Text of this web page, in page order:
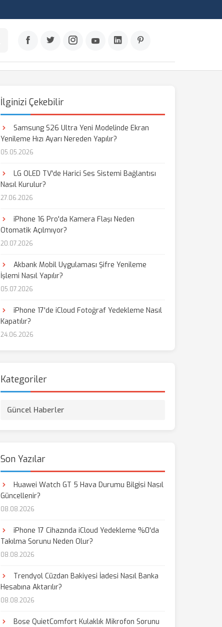
İlginizi Çekebilir
Samsung S26 Ultra Yeni Modelinde Ekran
Yenileme Hızı Ayarı Nereden Yapılır?
05.05.2026
LG OLED TV'de Harici Ses Sistemi Bağlantısı
Nasıl Kurulur?
27.06.2026
iPhone 16 Pro'da Kamera Flaşı Neden
Otomatik Açılmıyor?
20.07.2026
Akbank Mobil Uygulaması Şifre Yenileme
İşlemi Nasıl Yapılır?
05.07.2026
iPhone 17'de iCloud Fotoğraf Yedekleme Nasıl
Kapatılır?
24.06.2026
Kategoriler
Güncel Haberler
Son Yazılar
Huawei Watch GT 5 Hava Durumu Bilgisi Nasıl
Güncellenir?
08.08.2026
iPhone 17 Cihazında iCloud Yedekleme %0'da
Takılma Sorunu Neden Olur?
08.08.2026
Trendyol Cüzdan Bakiyesi İadesi Nasıl Banka
Hesabına Aktarılır?
08.08.2026
Bose QuietComfort Kulaklık Mikrofon Sorunu